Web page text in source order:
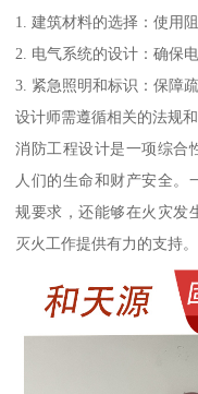
1. 建筑材料的选择：使用
2. 电气系统的设计：确保
3. 紧急照明和标识：保障
设计师需遵循相关的法规
消防工程设计是一项综合
人们的生命和财产安全。
规要求，还能够在火灾发
灭火工作提供有力的支持。